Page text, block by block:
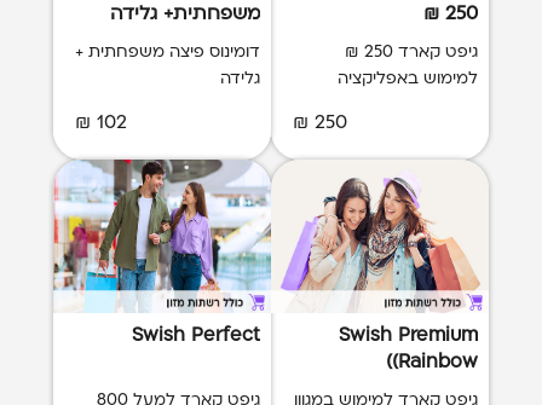
250 ₪
גיפט קארד 250 ₪
למימוש באפליקציה
250 ₪
משפחתית+ גלידה
דומינוס פיצה משפחתית +
גלידה
102 ₪
Swish Premium
(Rainbow)
גיפט קארד למימוש במגוון
Swish Perfect
גיפט קארד למעל 800